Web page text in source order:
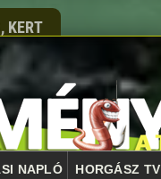
KERT
NAPLÓ HORGÁSZ TV